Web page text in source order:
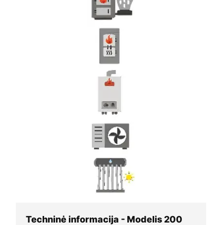
Techninė informacija - Modelis 200